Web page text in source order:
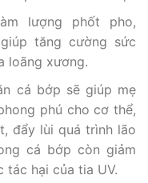
lượng phốt pho,
tăng cường sức
loãng xương.
cá bớp sẽ giúp mẹ
phú cho cơ thể,
đẩy lùi quá trình lão
cá bớp còn giảm
tác hại của tia UV.